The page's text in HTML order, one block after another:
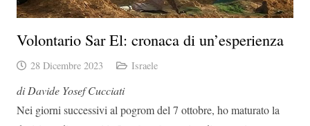
Volontario Sar El: cronaca di un’esperienza
28 Dicembre 2023 Israele
di Davide Yosef Cucciati
Nei giorni successivi al pogrom del 7 ottobre, ho maturato la